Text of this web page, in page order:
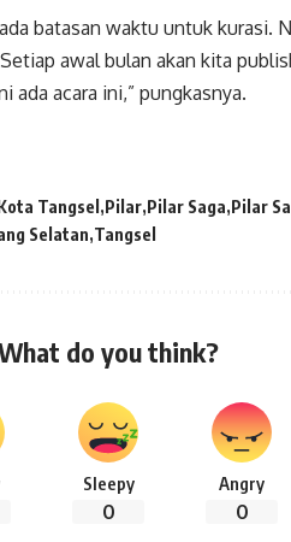
batasan waktu untuk kurasi.
awal bulan akan kita
ada acara ini,” pungkasnya.
Tangsel Pilar Pilar Saga Pilar
Selatan Tangsel
do you think?
Sleepy
0
Angry
0